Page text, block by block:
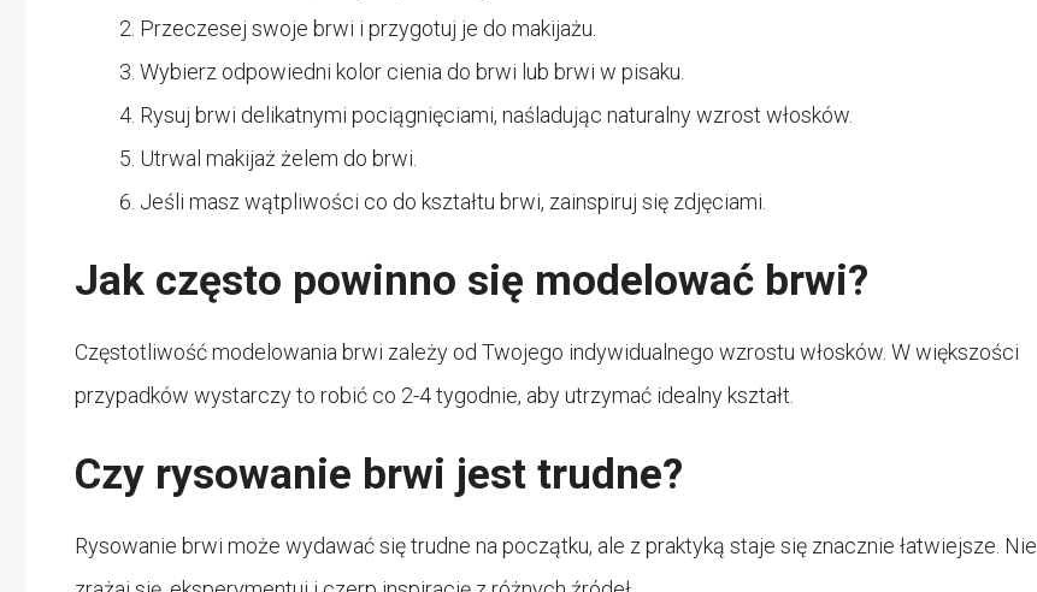
Przeczesej swoje brwi i przygotuj je do makijażu.
Wybierz odpowiedni kolor cienia do brwi lub brwi w pisaku.
Rysuj brwi delikatnymi pociągnięciami, naśladując naturalny wzrost włosków.
Utrwal makijaż żelem do brwi.
Jeśli masz wątpliwości co do kształtu brwi, zainspiruj się zdjęciami.
Jak często powinno się modelować brwi?
Częstotliwość modelowania brwi zależy od Twojego indywidualnego wzrostu włosków. W większości
przypadków wystarczy to robić co 2-4 tygodnie, aby utrzymać idealny kształt.
Czy rysowanie brwi jest trudne?
Rysowanie brwi może wydawać się trudne na początku, ale z praktyką staje się znacznie łatwiejsze. Nie